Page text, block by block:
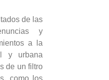
de las
y
a la
y urbana
de un filtro
como los